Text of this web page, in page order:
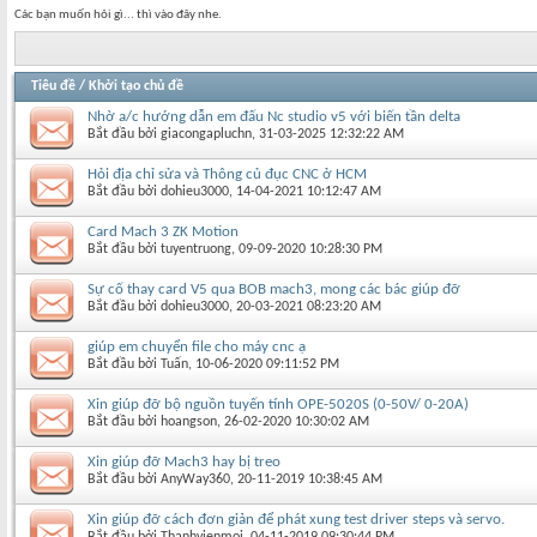
Các bạn muốn hỏi gì... thì vào đây nhe.
Tiêu đề / Khởi tạo chủ đề
Nhờ a/c hướng dẫn em đấu Nc studio v5 với biến tần delta
Bắt đầu bởi giacongapluchn‎, 31-03-2025 12:32:22 AM
Hỏi địa chỉ sửa và Thông củ đục CNC ở HCM
Bắt đầu bởi dohieu3000‎, 14-04-2021 10:12:47 AM
Card Mach 3 ZK Motion
Bắt đầu bởi tuyentruong‎, 09-09-2020 10:28:30 PM
Sự cố thay card V5 qua BOB mach3, mong các bác giúp đỡ
Bắt đầu bởi dohieu3000‎, 20-03-2021 08:23:20 AM
giúp em chuyển file cho máy cnc ạ
Bắt đầu bởi Tuấn‎, 10-06-2020 09:11:52 PM
Xin giúp đỡ bộ nguồn tuyến tính OPE-5020S (0-50V/ 0-20A)
Bắt đầu bởi hoangson‎, 26-02-2020 10:30:02 AM
Xin giúp đỡ Mach3 hay bị treo
Bắt đầu bởi AnyWay360‎, 20-11-2019 10:38:45 AM
Xin giúp đỡ cách đơn giản để phát xung test driver steps và servo.